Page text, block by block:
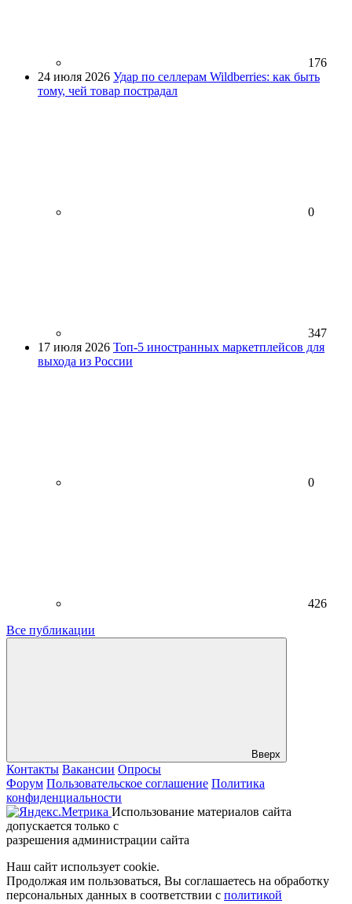
176
24 июля 2026 Удар по селлерам Wildberries: как быть
тому, чей товар пострадал
0
347
17 июля 2026 Топ-5 иностранных маркетплейсов для
выхода из России
0
426
Все публикации
Вверх
Контакты Вакансии Опросы
Форум Пользовательское соглашение Политика
конфиденциальности
Использование материалов сайта
допускается только с
разрешения администрации сайта
Наш сайт использует cookie.
Продолжая им пользоваться, Вы соглашаетесь на обработку
персональных данных в соответствии с политикой